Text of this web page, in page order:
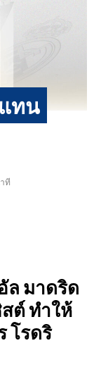
ทน​
ที
ล​ มาดริด​
สต์​ ทำให้
โรดริ